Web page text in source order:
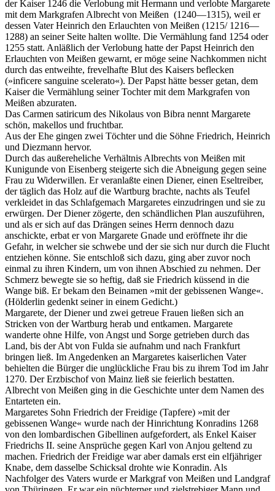
der Kaiser 1246 die Verlobung mit Hermann und verlobte Margarete
mit dem Markgrafen Albrecht von Meißen (1240—1315), weil er
dessen Vater Heinrich den Erlauchten von Meißen (1215/ 1216—
1288) an seiner Seite halten wollte. Die Vermählung fand 1254 oder
1255 statt. Anläßlich der Verlobung hatte der Papst Heinrich den
Erlauchten von Meißen gewarnt, er möge seine Nachkommen nicht
durch das entweihte, frevelhafte Blut des Kaisers beflecken
(»inficere sanguine scelerato«). Der Papst hätte besser getan, dem
Kaiser die Vermählung seiner Tochter mit dem Markgrafen von
Meißen abzuraten.
Das Carmen satiricum des Nikolaus von Bibra nennt Margarete
schön, makellos und fruchtbar.
Aus der Ehe gingen zwei Töchter und die Söhne Friedrich, Heinrich
und Diezmann hervor.
Durch das außereheliche Verhältnis Albrechts von Meißen mit
Kunigunde von Eisenberg steigerte sich die Abneigung gegen seine
Frau zu Widerwillen. Er veranlaßte einen Diener, einen Eseltreiber,
der täglich das Holz auf die Wartburg brachte, nachts als Teufel
verkleidet in das Schlafgemach Margaretes einzudringen und sie zu
erwürgen. Der Diener zögerte, den schändlichen Plan auszuführen,
und als er sich auf das Drängen seines Herrn dennoch dazu
anschickte, erbat er von Margarete Gnade und eröffnete ihr die
Gefahr, in welcher sie schwebe und der sie sich nur durch die Flucht
entziehen könne. Sie entschloß sich dazu, ging aber zuvor noch
einmal zu ihren Kindern, um von ihnen Abschied zu nehmen. Der
Schmerz bewegte sie so heftig, daß sie Friedrich küssend in die
Wange biß. Er bekam den Beinamen »mit der gebissenen Wange«.
(Hölderlin gedenkt seiner in einem Gedicht.)
Margarete, der Diener und zwei getreue Frauen ließen sich an
Stricken von der Wartburg herab und entkamen. Margarete
wanderte ohne Hilfe, von Angst und Sorge getrieben durch das
Land, bis der Abt von Fulda sie aufnahm und nach Frankfurt
bringen ließ. Im Angedenken an Margaretes kaiserlichen Vater
behielten die Bürger die unglückliche Frau bis zu ihrem Tod im Jahr
1270. Der Erzbischof von Mainz ließ sie feierlich bestatten.
Albrecht von Meißen ging in die Geschichte unter dem Namen des
Entarteten ein.
Margaretes Sohn Friedrich der Freidige (Tapfere) »mit der
gebissenen Wange« wurde nach der Hinrichtung Konradins 1268
von den lombardischen Gibellinen aufgefordert, als Enkel Kaiser
Friedrichs II. seine Ansprüche gegen Karl von Anjou geltend zu
machen. Friedrich der Freidige war aber damals erst ein elfjähriger
Knabe, dem dasselbe Schicksal drohte wie Konradin. Als
Nachfolger des Vaters wurde er Markgraf von Meißen und Landgraf